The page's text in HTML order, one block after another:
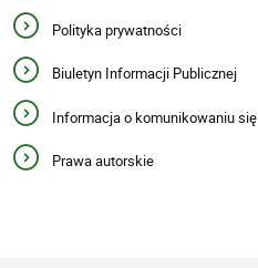
Polityka prywatności
Biuletyn Informacji Publicznej
Informacja o komunikowaniu się
Prawa autorskie